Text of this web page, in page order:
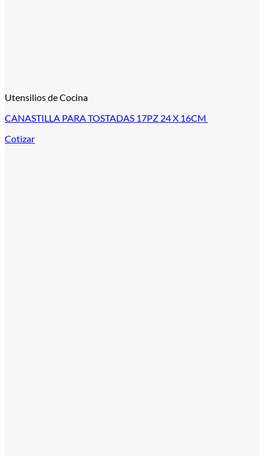
Utensilios de Cocina
CANASTILLA PARA TOSTADAS 17PZ 24 X 16CM
Cotizar